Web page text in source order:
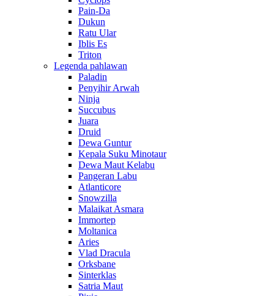
Pain-Da
Dukun
Ratu Ular
Iblis Es
Triton
Legenda pahlawan
Paladin
Penyihir Arwah
Ninja
Succubus
Juara
Druid
Dewa Guntur
Kepala Suku Minotaur
Dewa Maut Kelabu
Pangeran Labu
Atlanticore
Snowzilla
Malaikat Asmara
Immortep
Moltanica
Aries
Vlad Dracula
Orksbane
Sinterklas
Satria Maut